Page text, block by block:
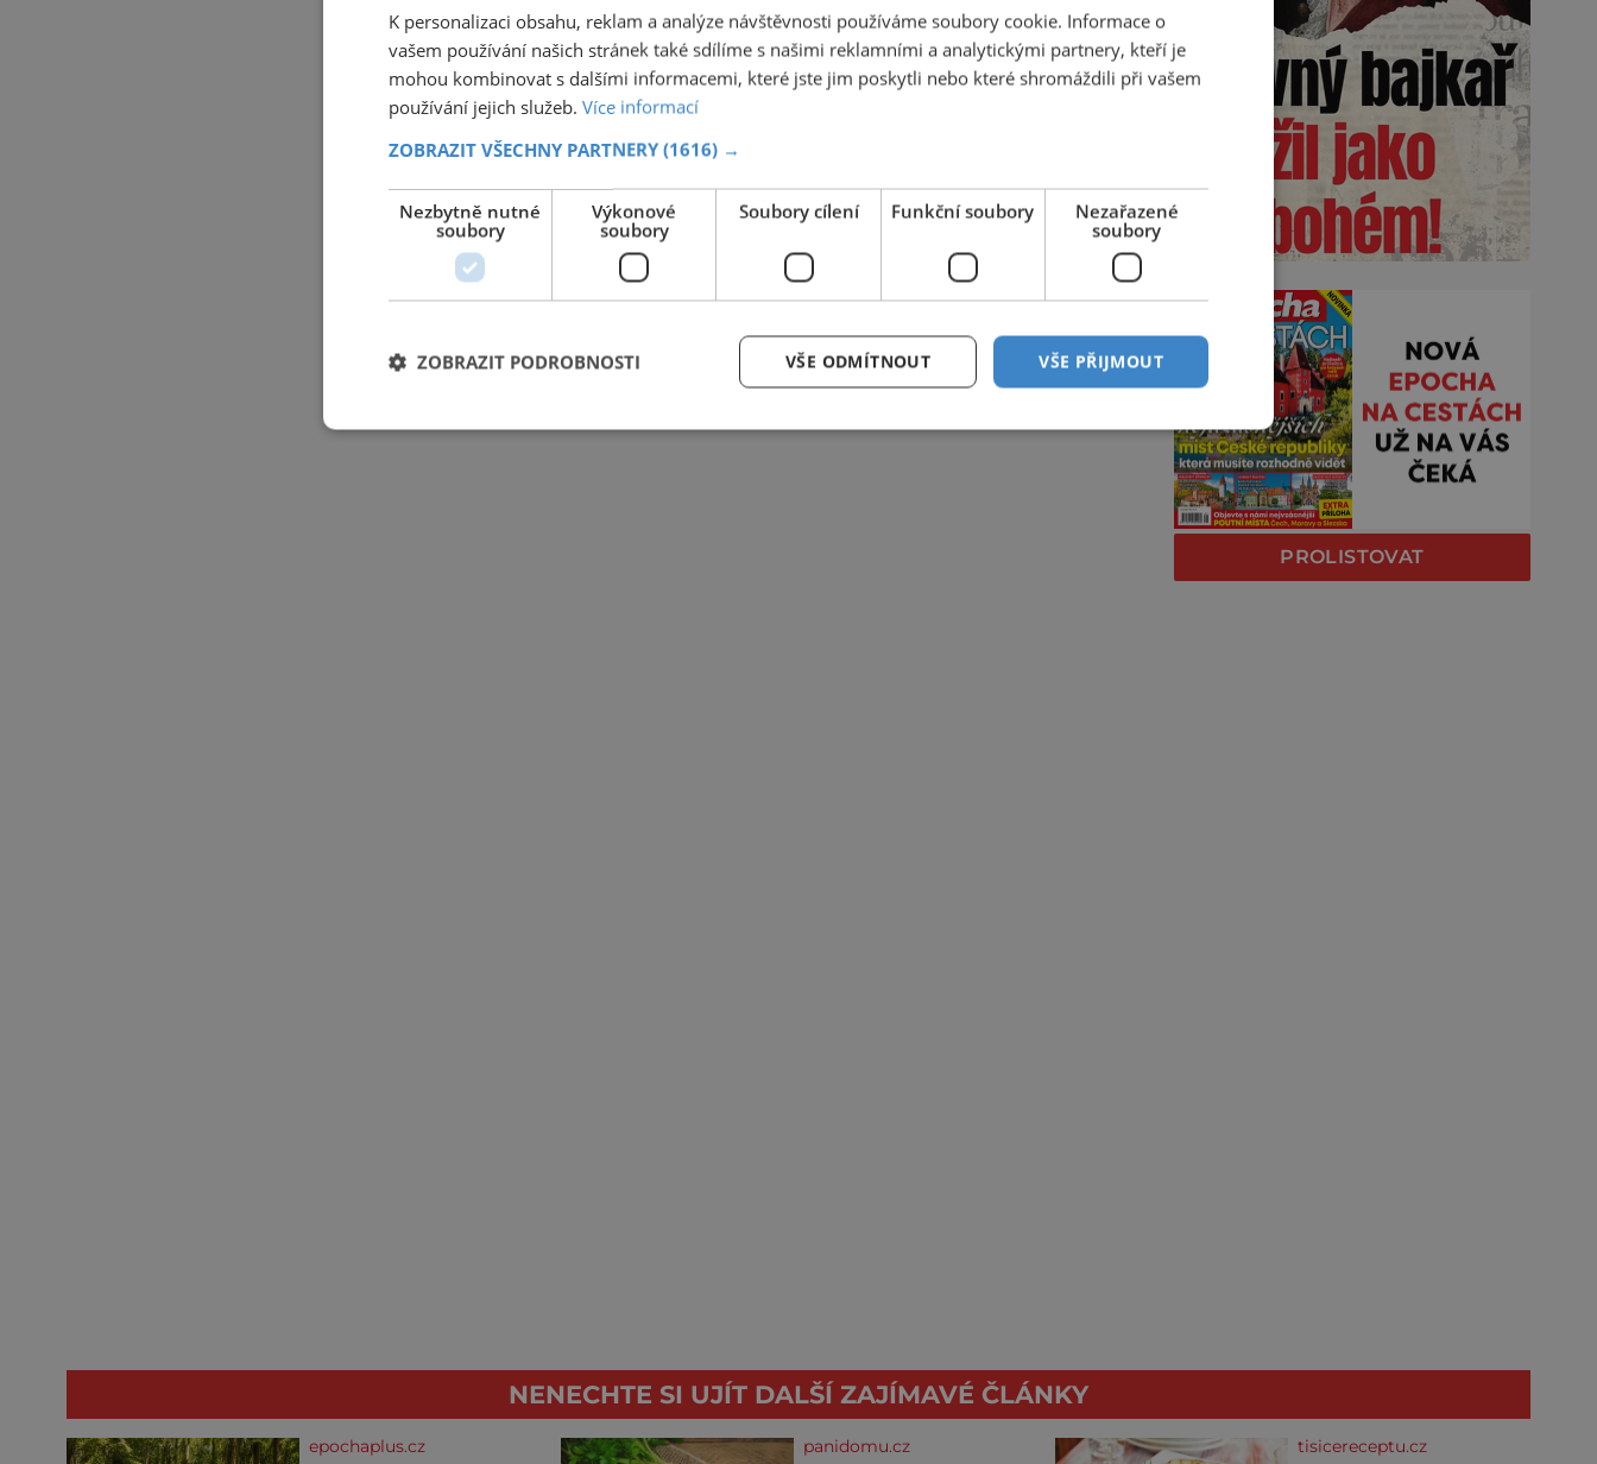
PROLISTOVAT
NENECHTE SI UJÍT DALŠÍ ZAJÍMAVÉ ČLÁNKY
epochaplus.cz panidomu.cz tisicereceptu.cz
K personalizaci obsahu, reklam a analýze návštěvnosti používáme soubory cookie. Informace o
vašem používání našich stránek také sdílíme s našimi reklamními a analytickými partnery, kteří je
mohou kombinovat s dalšími informacemi, které jste jim poskytli nebo které shromáždili při vašem
používání jejich služeb. Více informací
ZOBRAZIT VŠECHNY PARTNERY (1616) →
Nezbytně nutné
soubory
Výkonové
soubory
Soubory cílení Funkční soubory
Nezařazené
soubory
VŠE PŘIJMOUT
VŠE ODMÍTNOUT
ZOBRAZIT PODROBNOSTI